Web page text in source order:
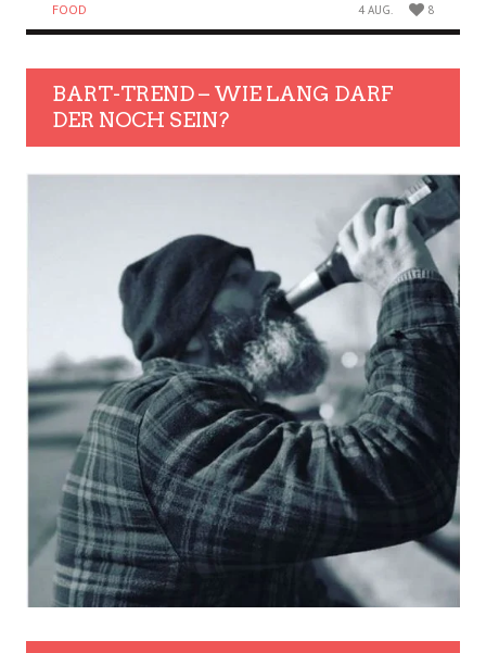
FOOD 4 AUG. 8
BART-TREND – WIE LANG DARF
DER NOCH SEIN?